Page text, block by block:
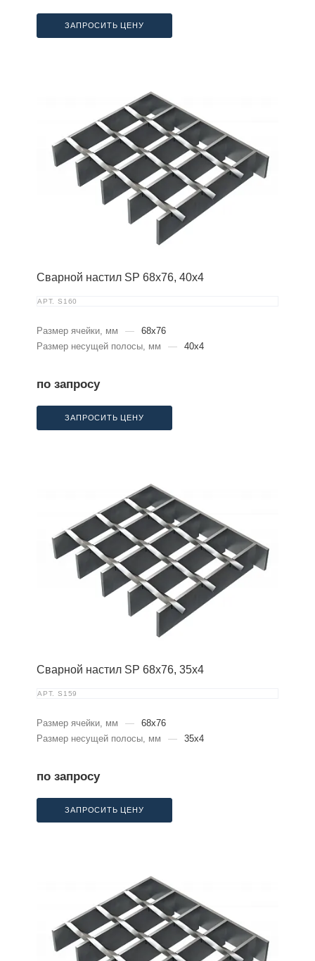
ЗАПРОСИТЬ ЦЕНУ
Сварной настил SP 68х76, 40х4
АРТ. S160
Размер ячейки, мм —
68x76
Размер несущей полосы, мм
— 40x4
по запросу
ЗАПРОСИТЬ ЦЕНУ
Сварной настил SP 68х76, 35х4
АРТ. S159
Размер ячейки, мм —
68x76
Размер несущей полосы, мм
— 35x4
по запросу
ЗАПРОСИТЬ ЦЕНУ